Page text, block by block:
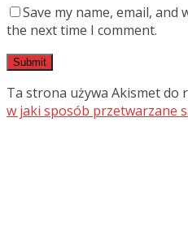
Save my name, email,
the next time I comment.
Ta strona używa Akismet do
w jaki sposób przetwarzane